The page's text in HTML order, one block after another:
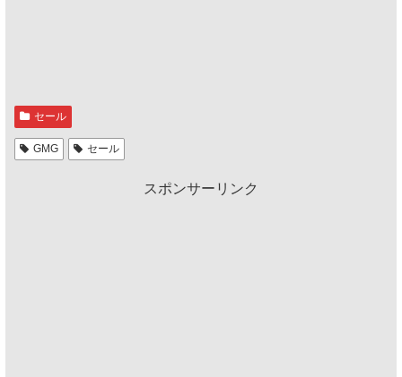
セール
GMG セール
スポンサーリンク